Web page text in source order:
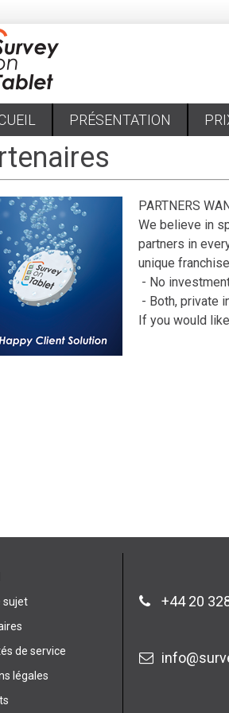
PRÉSENTATION
PARTNERS
We believe in
partners in
unique
- No
- Both, private
If you would
sujet
de service
légales
+44 20